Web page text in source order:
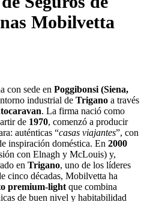
Mobilvetta
con sede en Poggibonsi (Siena,
industrial de Trigano a través
. La firma nació como
de 1970, comenzó a producir
auténticas “casas viajantes”, con
inspiración doméstica. En 2000
con Elnagh y McLouis) y,
en Trigano, uno de los líderes
cinco décadas, Mobilvetta ha
premium‑light que combina
de buen nivel y habitabilidad